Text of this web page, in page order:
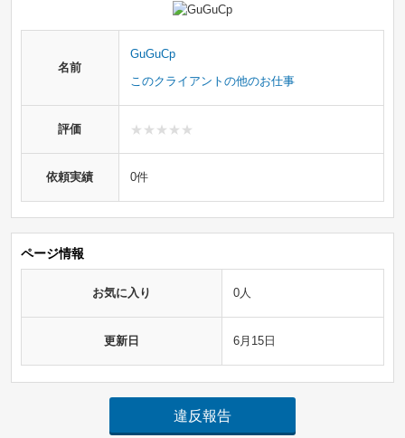
名前
GuGuCp
このクライアントの他のお仕事
評価
依頼実績 0件
ページ情報
お気に入り 0人
更新日 6月15日
違反報告